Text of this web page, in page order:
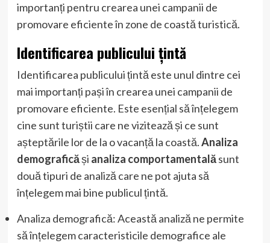
importanți pentru crearea unei campanii de
promovare eficiente în zone de coastă turistică.
Identificarea publicului țintă
Identificarea publicului țintă este unul dintre cei
mai importanți pași în crearea unei campanii de
promovare eficiente. Este esențial să înțelegem
cine sunt turiștii care ne vizitează și ce sunt
așteptările lor de la o vacanță la coastă.Analiza
demograficăși analiza comportamentalăsunt
două tipuri de analiză care ne pot ajuta să
înțelegem mai bine publicul țintă.
Analiza demografică: Această analiză ne permite
să înțelegem caracteristicile demografice ale